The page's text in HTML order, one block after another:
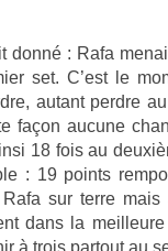
: Rafa
set. C’est le
autant per­dre
façon aucune
18 fois au
: 19 points
sur terre
dans la
à trois par­tout au